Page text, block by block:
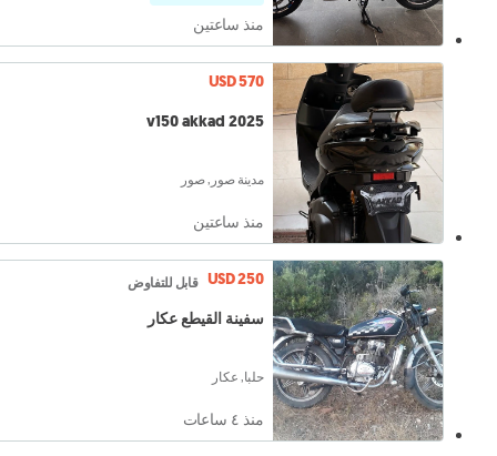
منذ ساعتين
USD 570
v150 akkad 2025
مدينة صور, صور
منذ ساعتين
USD 250 قابل للتفاوض
سفينة القيطع عكار
حلبا, عكار
منذ ٤ ساعات